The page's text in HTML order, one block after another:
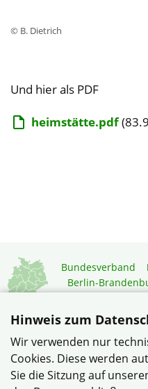
© B. Dietrich
Und hier als PDF
heimstätte.pdf
Bundesverband
Berlin-
Niedersachsen
Rheinland-
Sachsen-Anhalt
Hinweis zum
Wir verwenden nur
Cookies. Diese werden
Sie die Sitzung auf